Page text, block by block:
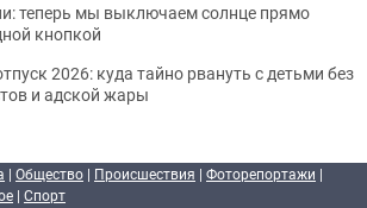
теперь мы выключаем солнце прямо
кнопкой
2026: куда тайно рвануть с детьми без
и адской жары
| Общество | Происшествия | Фоторепортажи |
| Спорт